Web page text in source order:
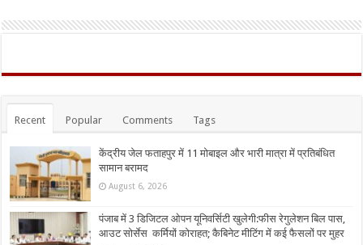
Recent Popular Comments Tags
केंद्रीय जेल फताहपुर में 11 मोबाइल और भारी मात्रा में प्रतिबंधित
सामान बरामद
August 6, 2026
पंजाब में 3 डिजिटल ओपन यूनिवर्सिटी खुलेगी:फीस रेगुलेशन बिल पास,
आउट सोर्सेस कर्मियों कोराहत; कैबिनेट मीटिंग में कई फैसलों पर मुहर